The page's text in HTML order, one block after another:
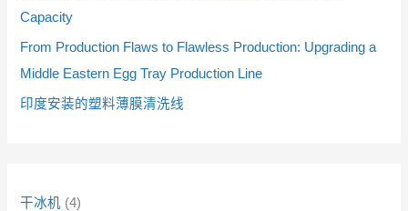
Capacity
From Production Flaws to Flawless Production: Upgrading a
Middle Eastern Egg Tray Production Line
印度安装的塑料薄膜清洗线
干冰机 4